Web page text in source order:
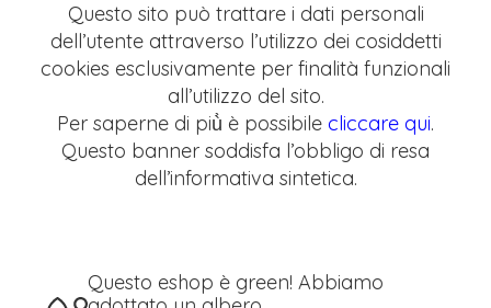
Questo sito può trattare i dati personali
dell’utente attraverso l’utilizzo dei cosiddetti
cookies esclusivamente per finalità funzionali
all’utilizzo del sito.
Per saperne di più̀ è possibile cliccare qui.
Questo banner soddisfa l’obbligo di resa
dell’informativa sintetica.
Questo eshop è green! Abbiamo